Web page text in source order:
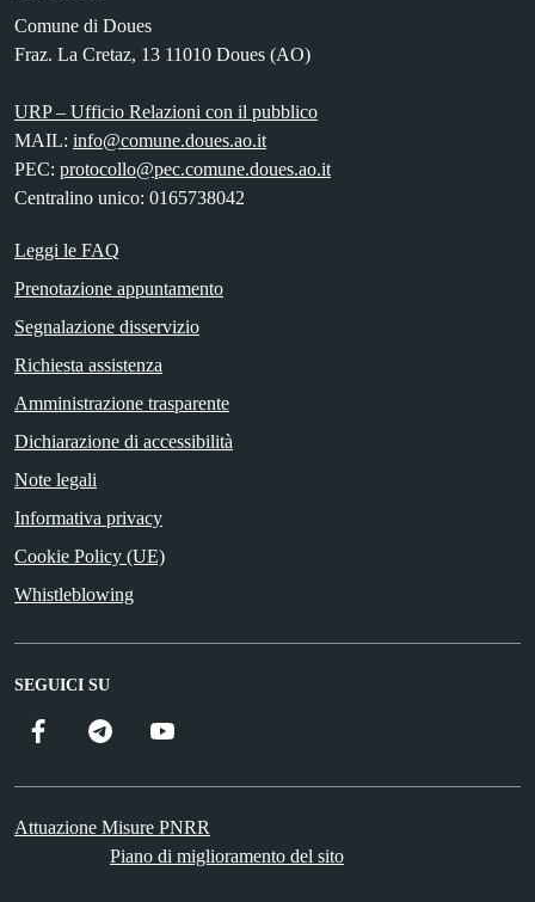
Comune di Doues
Fraz. La Cretaz, 13 11010 Doues (AO)
URP – Ufficio Relazioni con il pubblico
MAIL: info@comune.doues.ao.it
PEC: protocollo@pec.comune.doues.ao.it
Centralino unico: 0165738042
Leggi le FAQ
Prenotazione appuntamento
Segnalazione disservizio
Richiesta assistenza
Amministrazione trasparente
Dichiarazione di accessibilità
Note legali
Informativa privacy
Cookie Policy (UE)
Whistleblowing
SEGUICI SU
Facebook Telegram
Attuazione Misure PNRR
Piano di miglioramento del sito